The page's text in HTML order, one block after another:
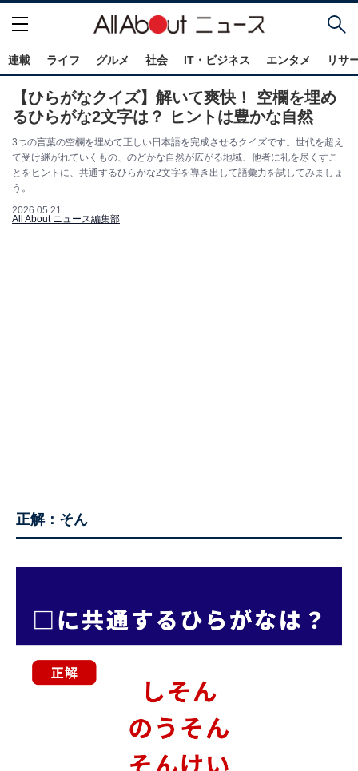
連載 ライフ グルメ 社会 IT・ビジネス エンタメ リサ
【ひらがなクイズ】解いて爽快！ 空欄を埋め
るひらがな2文字は？ ヒントは豊かな自然
3つの言葉の空欄を埋めて正しい日本語を完成させるクイズです。世代を超え
て受け継がれていくもの、のどかな自然が広がる地域、他者に礼を尽くすこ
とをヒントに、共通するひらがな2文字を導き出して語彙力を試してみましょ
う。
2026.05.21
All About ニュース編集部
正解：そん